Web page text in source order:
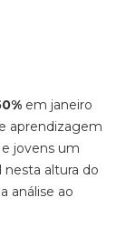
em janeiro
aprendizagem
jovens um
altura do
análise ao